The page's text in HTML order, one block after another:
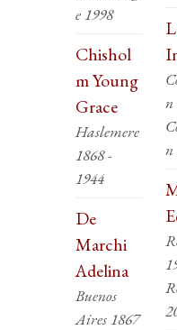
e 1998
Chishol
m Young
Grace
Haslemere
1868 -
1944
De
Marchi
Adelina
Buenos
Aires 1867
n
n